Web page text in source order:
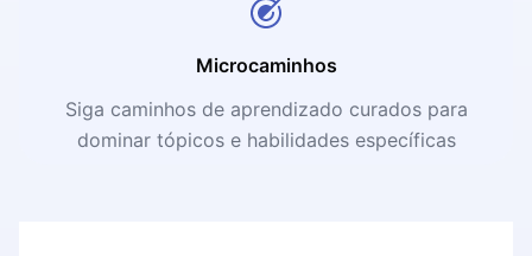
Microcaminhos
Siga caminhos de aprendizado curados para
dominar tópicos e habilidades específicas